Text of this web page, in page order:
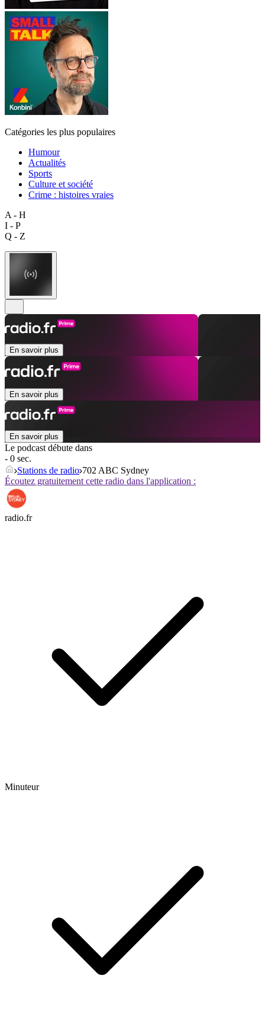
Catégories les plus populaires
Humour
Actualités
Sports
Culture et société
Crime : histoires vraies
A - H
I - P
Q - Z
En savoir plus
En savoir plus
En savoir plus
Le podcast débute dans
- 0 sec.
Stations de radio 702 ABC Sydney
Écoutez gratuitement cette radio dans l'application :
radio.fr
Minuteur